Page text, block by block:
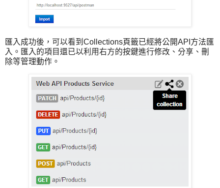
匯入成功後，可以看到Collections頁籤已經將公開API方法匯
入。匯入的項目還已以利用右方的按鍵進行修改、分享、刪
除等管理動作。